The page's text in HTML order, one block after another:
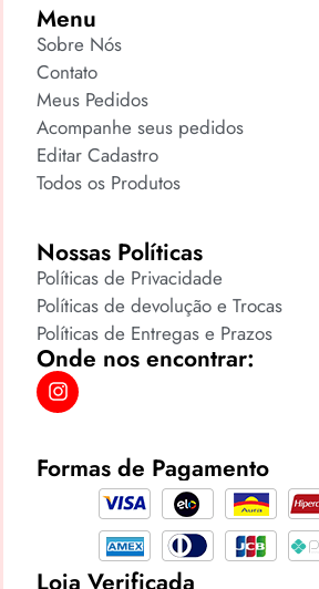
Menu
Sobre Nós
Contato
Meus Pedidos
Acompanhe seus pedidos
Editar Cadastro
Todos os Produtos
Nossas Políticas
Políticas de Privacidade
Políticas de devolução e Trocas
Políticas de Entregas e Prazos
Onde nos encontrar:
Formas de Pagamento
Loja Verificada